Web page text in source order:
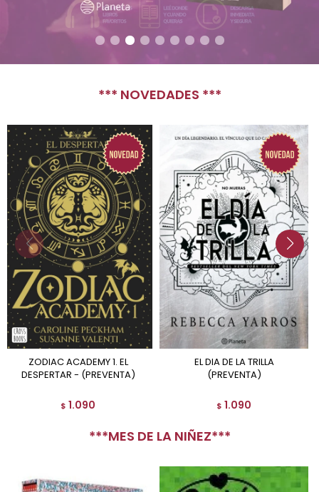
*** NOVEDADES ***
ZODIAC ACADEMY 1. EL
DESPERTAR - (PREVENTA)
$ 1.090
EL DIA DE LA TRILLA
(PREVENTA)
$ 1.090
***MES DE LA NIÑEZ***